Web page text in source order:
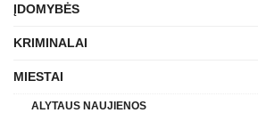
ĮDOMYBĖS
KRIMINALAI
MIESTAI
ALYTAUS NAUJIENOS